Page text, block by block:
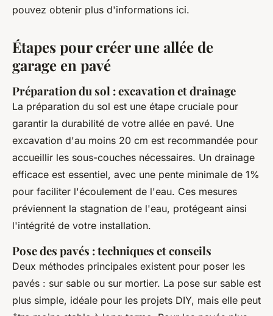
pouvez obtenir plus d'informations ici.
Étapes pour créer une allée de
garage en pavé
Préparation du sol : excavation et drainage
La préparation du sol est une étape cruciale pour
garantir la durabilité de votre allée en pavé. Une
excavation d'au moins 20 cm est recommandée pour
accueillir les sous-couches nécessaires. Un drainage
efficace est essentiel, avec une pente minimale de 1%
pour faciliter l'écoulement de l'eau. Ces mesures
préviennent la stagnation de l'eau, protégeant ainsi
l'intégrité de votre installation.
Pose des pavés : techniques et conseils
Deux méthodes principales existent pour poser les
pavés : sur sable ou sur mortier. La pose sur sable est
plus simple, idéale pour les projets DIY, mais elle peut